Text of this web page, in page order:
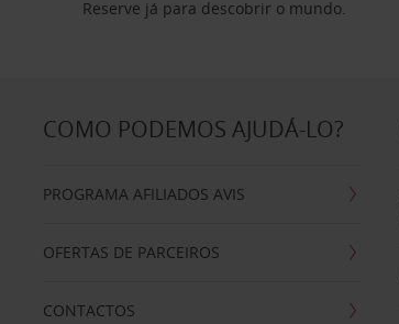
Reserve já para descobrir o mundo.
COMO PODEMOS AJUDÁ-LO?
PROGRAMA AFILIADOS AVIS
OFERTAS DE PARCEIROS
CONTACTOS